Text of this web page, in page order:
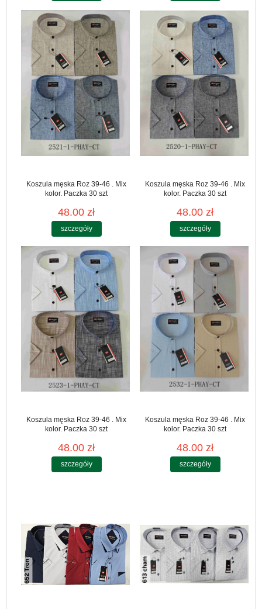
Koszula męska Roz 39-46 . Mix
kolor. Paczka 30 szt
48.00 zł
szczegóły
Koszula męska Roz 39-46 . Mix
kolor. Paczka 30 szt
48.00 zł
szczegóły
Koszula męska Roz 39-46 . Mix
kolor. Paczka 30 szt
48.00 zł
szczegóły
Koszula męska Roz 39-46 . Mix
kolor. Paczka 30 szt
48.00 zł
szczegóły